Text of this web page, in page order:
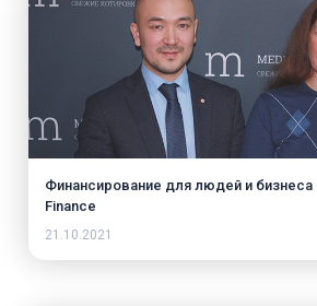
Финансирование для людей и бизнеса
Finance
21.10.2021